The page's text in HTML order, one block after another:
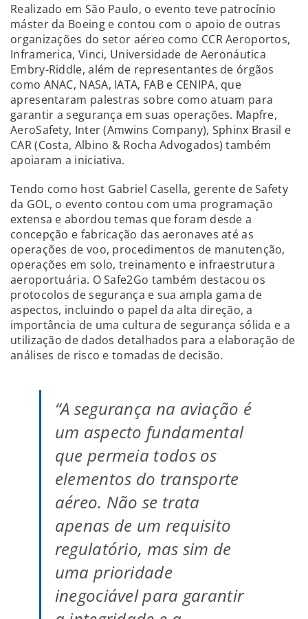
Realizado em São Paulo, o evento teve patrocínio
máster da Boeing e contou com o apoio de outras
organizações do setor aéreo como CCR Aeroportos,
Inframerica, Vinci, Universidade de Aeronáutica
Embry-Riddle, além de representantes de órgãos
como ANAC, NASA, IATA, FAB e CENIPA, que
apresentaram palestras sobre como atuam para
garantir a segurança em suas operações. Mapfre,
AeroSafety, Inter (Amwins Company), Sphinx Brasil e
CAR (Costa, Albino & Rocha Advogados) também
apoiaram a iniciativa.
Tendo como host Gabriel Casella, gerente de Safety
da GOL, o evento contou com uma programação
extensa e abordou temas que foram desde a
concepção e fabricação das aeronaves até as
operações de voo, procedimentos de manutenção,
operações em solo, treinamento e infraestrutura
aeroportuária. O Safe2Go também destacou os
protocolos de segurança e sua ampla gama de
aspectos, incluindo o papel da alta direção, a
importância de uma cultura de segurança sólida e a
utilização de dados detalhados para a elaboração de
análises de risco e tomadas de decisão.
“A segurança na aviação é
um aspecto fundamental
que permeia todos os
elementos do transporte
aéreo. Não se trata
apenas de um requisito
regulatório, mas sim de
uma prioridade
inegociável para garantir